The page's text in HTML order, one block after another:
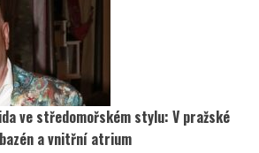
ve středomořském stylu: V pražské
a vnitřní atrium